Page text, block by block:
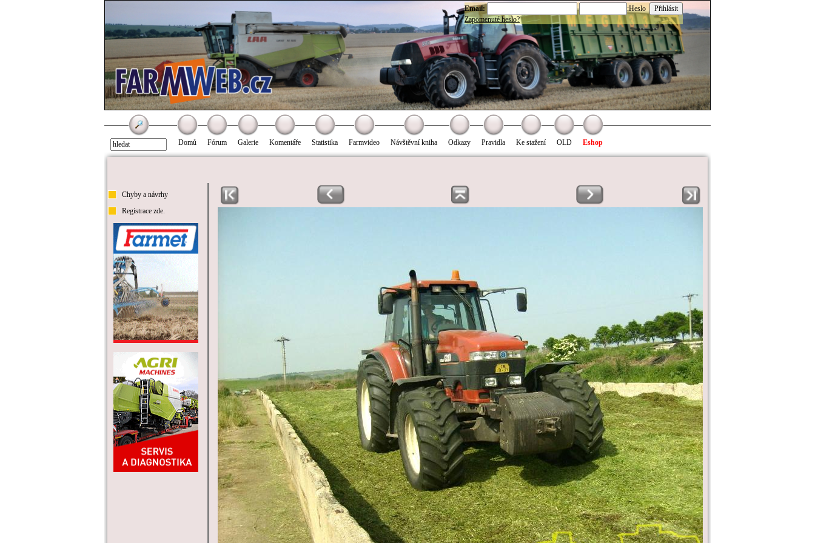
Email:
:Heslo
Zapomenuté heslo?
Domů Fórum Galerie Komentáře Statistika Farmvideo Návštěvní kniha Odkazy Pravidla Ke stažení OLD Eshop
Chyby a návrhy
Registrace zde.